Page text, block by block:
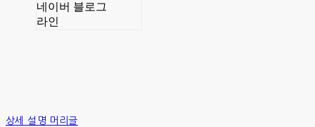
네이버 블로그
라인
상세 설명 머리글